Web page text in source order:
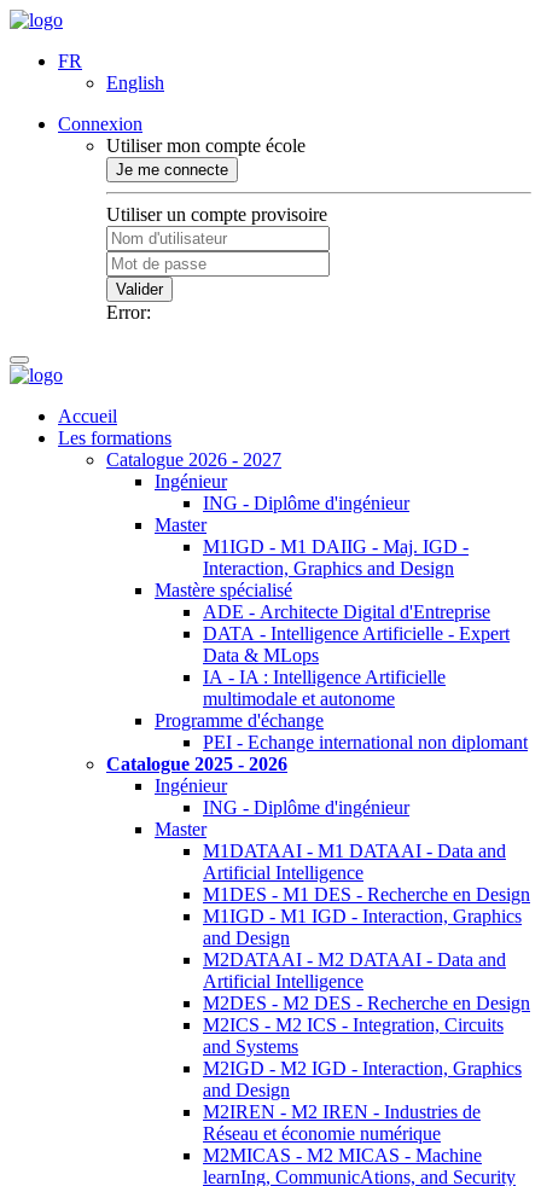
FR
English
Connexion
Utiliser mon compte école
Je me connecte
Utiliser un compte provisoire
Valider
Error:
Accueil
Les formations
Catalogue 2026 - 2027
Ingénieur
ING - Diplôme d'ingénieur
Master
M1IGD - M1 DAIIG - Maj. IGD -
Interaction, Graphics and Design
Mastère spécialisé
ADE - Architecte Digital d'Entreprise
DATA - Intelligence Artificielle - Expert
Data & MLops
IA - IA : Intelligence Artificielle
multimodale et autonome
Programme d'échange
PEI - Echange international non diplomant
Catalogue 2025 - 2026
Ingénieur
ING - Diplôme d'ingénieur
Master
M1DATAAI - M1 DATAAI - Data and
Artificial Intelligence
M1DES - M1 DES - Recherche en Design
M1IGD - M1 IGD - Interaction, Graphics
and Design
M2DATAAI - M2 DATAAI - Data and
Artificial Intelligence
M2DES - M2 DES - Recherche en Design
M2ICS - M2 ICS - Integration, Circuits
and Systems
M2IGD - M2 IGD - Interaction, Graphics
and Design
M2IREN - M2 IREN - Industries de
Réseau et économie numérique
M2MICAS - M2 MICAS - Machine
learnIng, CommunicAtions, and Security